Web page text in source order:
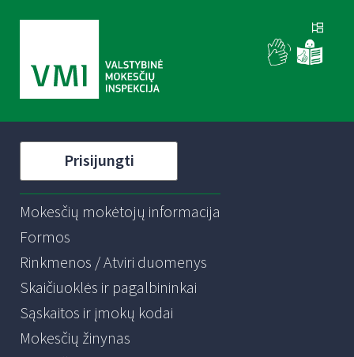
Prisijungti
Mokesčių mokėtojų informacija
Formos
Rinkmenos / Atviri duomenys
Skaičiuoklės ir pagalbininkai
Sąskaitos ir įmokų kodai
Mokesčių žinynas